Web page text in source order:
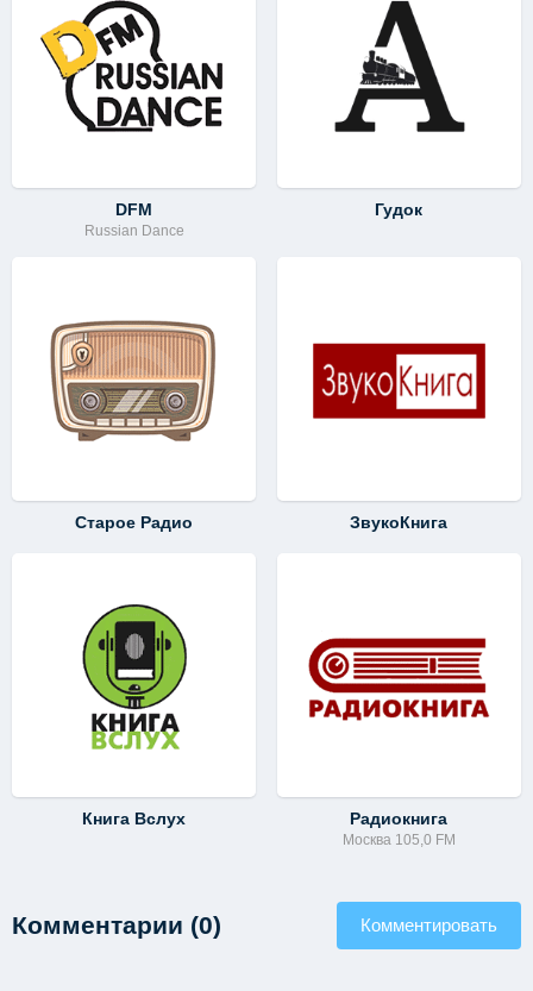
DFM
Russian Dance
Гудок
Старое Радио ЗвукоКнига
Книга Вслух Радиокнига
Москва 105,0 FM
Комментарии (0) Комментировать